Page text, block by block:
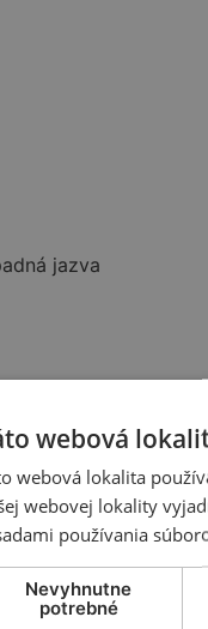
jazva
webová
webová lokalita
webovej lokality
používania
Nevyhnutne
potrebné